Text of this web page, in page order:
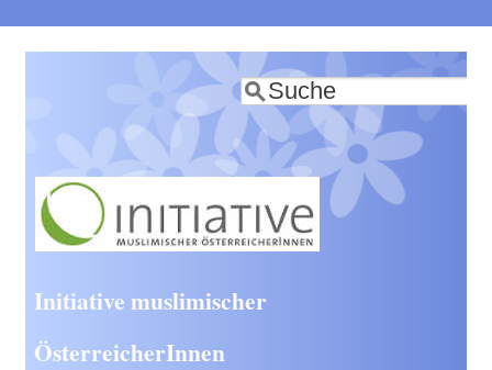
zum
Inhalt
Suche
Initiative muslimischer
ÖsterreicherInnen